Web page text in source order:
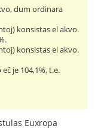
dum ordinara
konsistas el akvo.
konsistas el akvo.
je 104,1%, t.e.
Euxropa